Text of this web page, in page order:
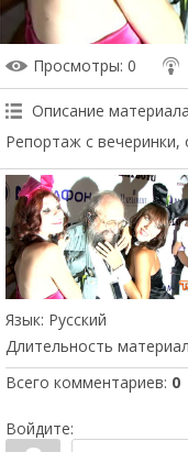
Просмотры: 0
Описание материала
Репортаж с вечеринки,
Язык: Русский
Длительность
Всего комментариев: 0
Войдите: